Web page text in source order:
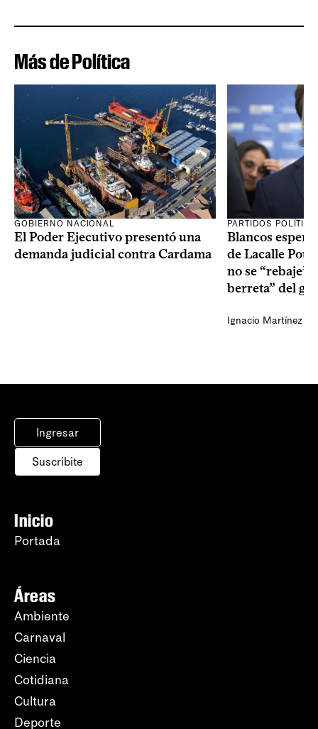
Más de Política
GOBIERNO NACIONAL
El Poder Ejecutivo presentó una
demanda judicial contra Cardama
PARTIDOS
Blancos
de Lacalle Pou
no se “rebaje”
berreta” del
Ignacio Martínez
Ingresar
Suscribite
Inicio
Portada
Áreas
Ambiente
Carnaval
Ciencia
Cotidiana
Cultura
Deporte